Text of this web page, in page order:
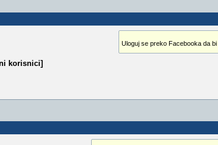
Uloguj se preko Facebooka da bi
korisnici]